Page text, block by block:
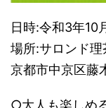
日時:令和3年10
場所:サロンド
京都市中京区藤
○大人も楽しめ